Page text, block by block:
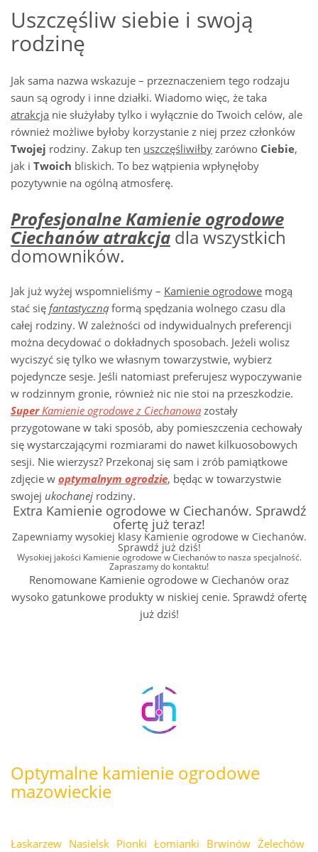
Uszczęśliw siebie i swoją
rodzinę
Jak sama nazwa wskazuje – przeznaczeniem tego rodzaju
saun są ogrody i inne działki. Wiadomo więc, że taka
atrakcja nie służyłaby tylko i wyłącznie do Twoich celów, ale
również możliwe byłoby korzystanie z niej przez członków
Twojej rodziny. Zakup ten uszczęśliwiłby zarówno Ciebie,
jak i Twoich bliskich. To bez wątpienia wpłynęłoby
pozytywnie na ogólną atmosferę.
Profesjonalne Kamienie ogrodowe
Ciechanów atrakcja dla wszystkich
domowników.
Jak już wyżej wspomnieliśmy – Kamienie ogrodowe mogą
stać się fantastyczną formą spędzania wolnego czasu dla
całej rodziny. W zależności od indywidualnych preferencji
można decydować o dokładnych sposobach. Jeżeli wolisz
wyciszyć się tylko we własnym towarzystwie, wybierz
pojedyncze sesje. Jeśli natomiast preferujesz wypoczywanie
w rodzinnym gronie, również nic nie stoi na przeszkodzie.
SuperKamienie ogrodowe z Ciechanowa zostały
przygotowane w taki sposób, aby pomieszczenia cechowały
się wystarczającymi rozmiarami do nawet kilkuosobowych
sesji. Nie wierzysz? Przekonaj się sam i zrób pamiątkowe
zdjęcie w optymalnym ogrodzie, będąc w towarzystwie
swojej ukochanej rodziny.
Extra Kamienie ogrodowe w Ciechanów. Sprawdź
ofertę już teraz!
Zapewniamy wysokiej klasy Kamienie ogrodowe w Ciechanów.
Sprawdź już dziś!
Wysokiej jakości Kamienie ogrodowe w Ciechanów to nasza specjalność.
Zapraszamy do kontaktu!
Renomowane Kamienie ogrodowe w Ciechanów oraz
wysoko gatunkowe produkty w niskiej cenie. Sprawdź ofertę
już dziś!
Optymalne kamienie ogrodowe
mazowieckie
Łaskarzew Nasielsk Pionki Łomianki Brwinów Żelechów